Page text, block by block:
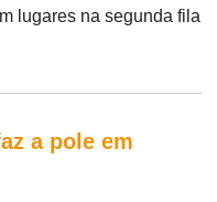
lugares na segunda fila
a pole em